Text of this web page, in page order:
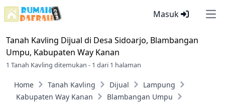
Masuk
Tanah Kavling Dijual di Desa Sidoarjo, Blambangan
Umpu, Kabupaten Way Kanan
1 Tanah Kavling ditemukan - 1 dari 1 halaman
Home Tanah Kavling Dijual
Lampung
Kabupaten Way Kanan
Blambangan Umpu